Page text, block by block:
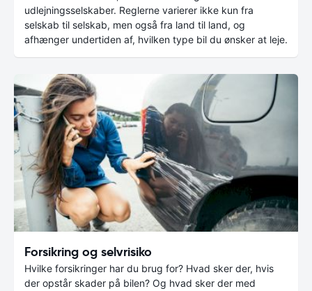
udlejningsselskaber. Reglerne varierer ikke kun fra
selskab til selskab, men også fra land til land, og
afhænger undertiden af, hvilken type bil du ønsker at leje.
Forsikring og selvrisiko
Hvilke forsikringer har du brug for? Hvad sker der, hvis
der opstår skader på bilen? Og hvad sker der med